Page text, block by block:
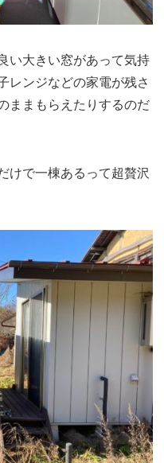
い大きい窓があって気持
レンジなどの家電が残さ
ままもらえたりするのだ
けで一棟あるって超贅沢